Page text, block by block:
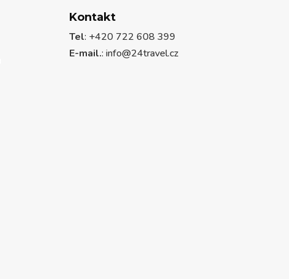
Kontakt
Tel: +420 722 608 399
E-mail.:info@24travel.cz